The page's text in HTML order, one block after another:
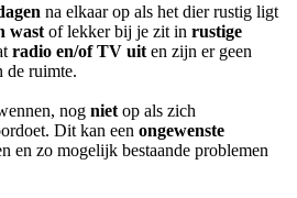
na elkaar op als het dier rustig ligt
wast of lekker bij je zit in rustige
radio en/of TV uit en zijn er geen
de ruimte.
nog niet op als zich
Dit kan een ongewenste
en zo mogelijk bestaande problemen